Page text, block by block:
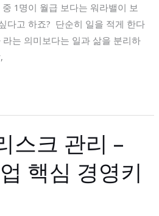
1명이 월급 보다는 워라밸이 보
다고 하죠? 단순히 일을 적게 한다
는 의미보다는 일과 삶을 분리하
스크 관리 –
핵심 경영키